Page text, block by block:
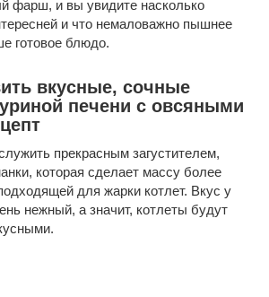
фарш, и вы увидите насколько
и что немаловажно пышнее
готовое блюдо.
вкусные, сочные
печени с овсяными
прекрасным загустителем,
которая сделает массу более
для жарки котлет. Вкус у
нежный, а значит, котлеты будут